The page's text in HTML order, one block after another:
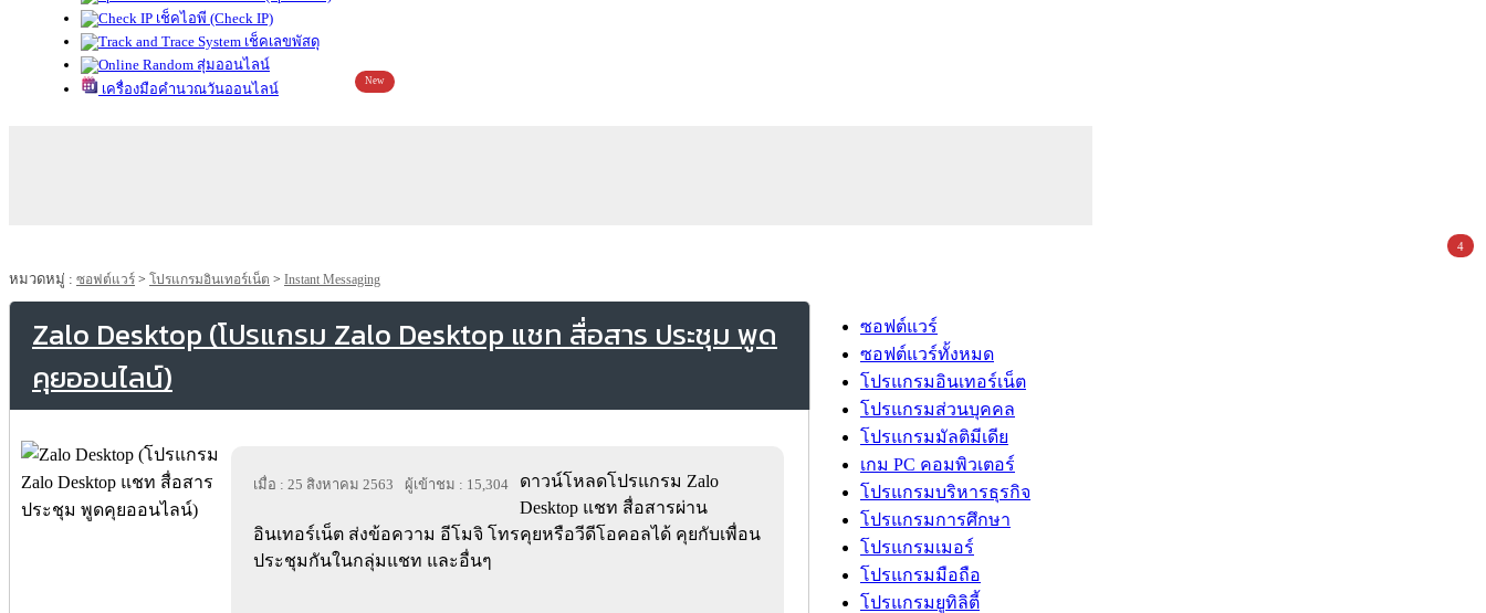
เช็คไอพี (Check IP)
เช็คเลขพัสดุ
สุ่มออนไลน์
เครื่องมือคำนวณวันออนไลน์
New
หมวดหมู่ : ซอฟต์แวร์ > โปรแกรมอินเทอร์เน็ต > Instant Messaging
Zalo Desktop (โปรแกรม Zalo Desktop แชท สื่อสาร ประชุม พูด
คุยออนไลน์)
เมื่อ : 25 สิงหาคม 2563 ผู้เข้าชม : 15,304
ดาวน์โหลดโปรแกรม Zalo
Desktop แชท สื่อสารผ่าน
อินเทอร์เน็ต ส่งข้อความ อีโมจิ โทรคุยหรือวีดีโอคอลได้ คุยกับเพื่อน
ประชุมกันในกลุ่มแชท และอื่นๆ
ซอฟต์แวร์
ซอฟต์แวร์ทั้งหมด
โปรแกรมอินเทอร์เน็ต
โปรแกรมส่วนบุคคล
โปรแกรมมัลติมีเดีย
เกม PC คอมพิวเตอร์
โปรแกรมบริหารธุรกิจ
โปรแกรมการศึกษา
โปรแกรมเมอร์
โปรแกรมมือถือ
โปรแกรมยูทิลิตี้
4